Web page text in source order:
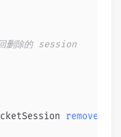
删除的 session
remove